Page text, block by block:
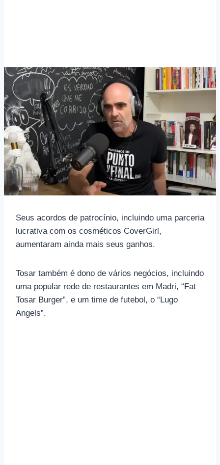
Seus acordos de patrocínio, incluindo uma parceria
lucrativa com os cosméticos CoverGirl,
aumentaram ainda mais seus ganhos.
Tosar também é dono de vários negócios, incluindo
uma popular rede de restaurantes em Madri, “Fat
Tosar Burger”, e um time de futebol, o “Lugo
Angels”.